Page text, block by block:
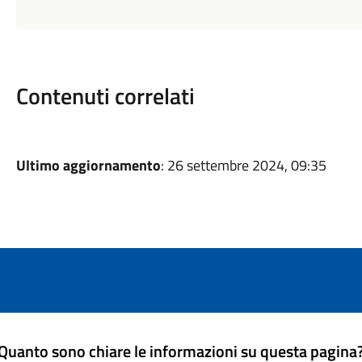
Contenuti correlati
Ultimo aggiornamento: 26 settembre 2024, 09:35
sono chiare le informazioni su questa